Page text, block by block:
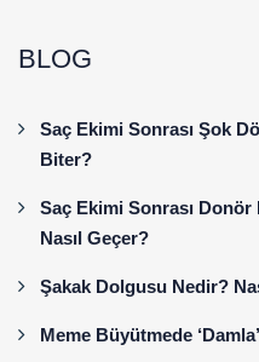
BLOG
Saç Ekimi Sonrası Şok
Biter?
Saç Ekimi Sonrası Donör
Nasıl Geçer?
Şakak Dolgusu Nedir?
Meme Büyütmede